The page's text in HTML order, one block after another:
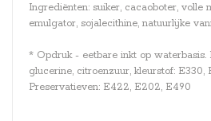
Ingrediënten: suiker, cacaoboter, volle
emulgator, sojalecithine, natuurlijke
* Opdruk - eetbare inkt op waterbasis.
glucerine, citroenzuur, kleurstof: E330,
Preservatieven: E422, E202, E490